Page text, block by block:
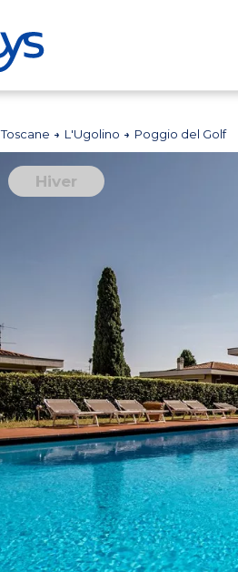
Toscane L'Ugolino Poggio del Golf
Hiver